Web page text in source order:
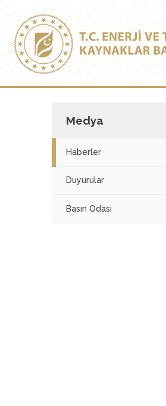
Medya
Haberler
Duyurular
Basın Odası